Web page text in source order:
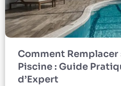
Comment Remplacer
Piscine : Guide
d’Expert